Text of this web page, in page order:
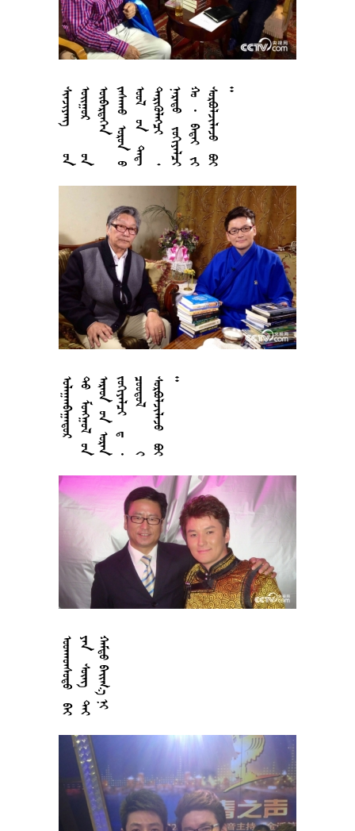
































































































 

































































 































 